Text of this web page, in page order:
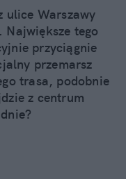
ulice Warszawy
Największe tego
przyciągnie
przemarsz
trasa, podobnie
z centrum